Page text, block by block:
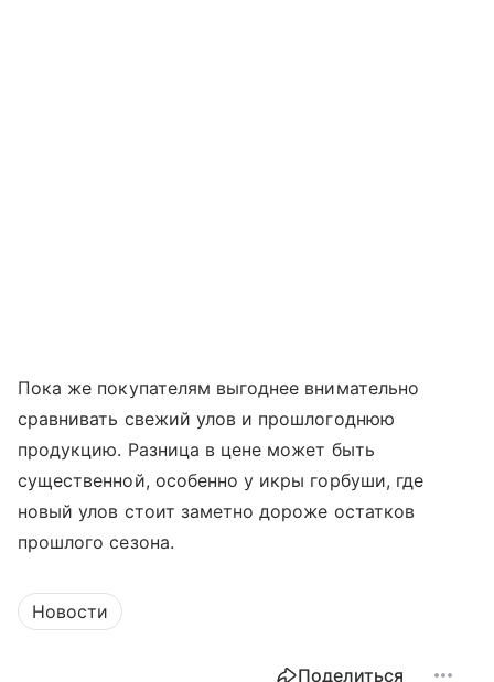
Пока же покупателям выгоднее внимательно
сравнивать свежий улов и прошлогоднюю
продукцию. Разница в цене может быть
существенной, особенно у икры горбуши, где
новый улов стоит заметно дороже остатков
прошлого сезона.
Новости
Поделиться